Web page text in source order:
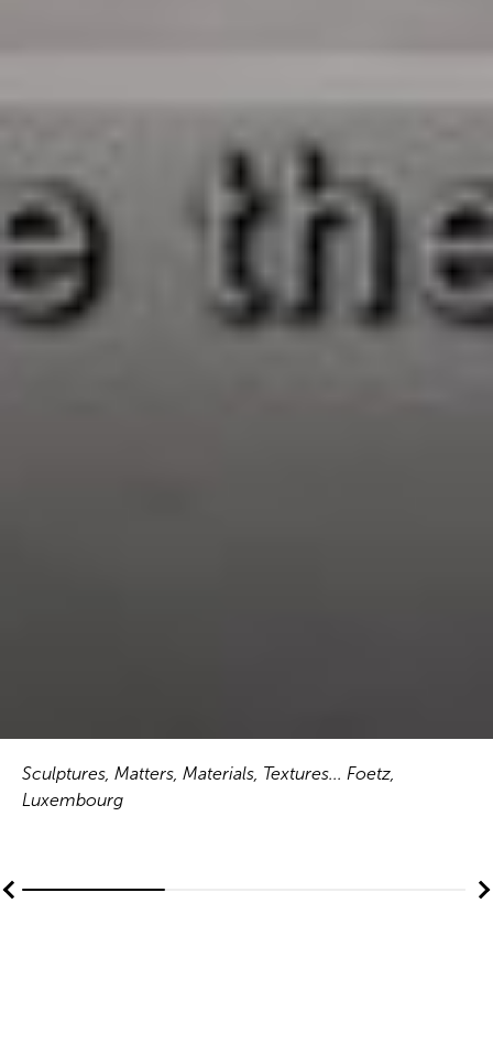
Sculptures, Matters, Materials, Textures... Foetz,
Luxembourg